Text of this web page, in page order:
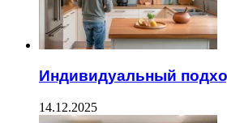
Индивидуальный
14.12.2025